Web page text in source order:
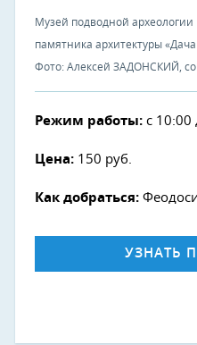
Музей подводной археологии
памятника архитектуры
Фото: Алексей ЗАДОНСКИЙ,
Режим работы: с 10:00
Цена: 150 руб.
Как добраться:
УЗНАТЬ